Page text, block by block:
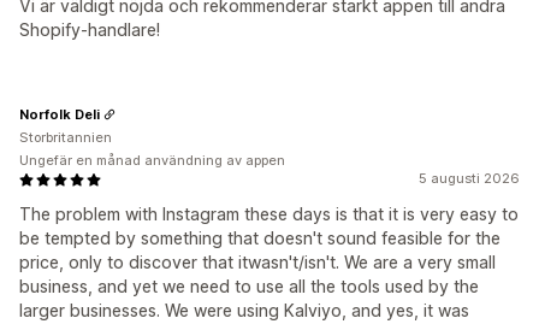
Vi är väldigt nöjda och rekommenderar starkt appen till andra
Shopify-handlare!
5 augusti 2026
The problem with Instagram these days is that it is very easy to
be tempted by something that doesn't sound feasible for the
price, only to discover that itwasn't/isn't. We are a very small
business, and yet we need to use all the tools used by the
larger businesses. We were using Kalviyo, and yes, it was
Norfolk Deli
Storbritannien
Ungefär en månad användning av appen